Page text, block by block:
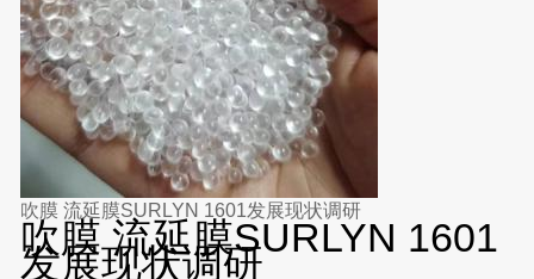
吹膜 流延膜SURLYN 1601发展现状调研
吹膜 流延膜SURLYN 1601
发展现状调研